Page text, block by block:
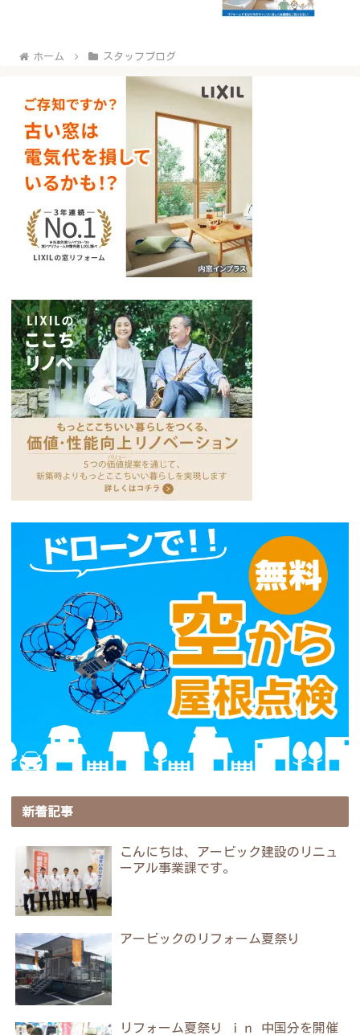
ホーム スタッフブログ
新着記事
こんにちは、アービック建設のリニュ
ーアル事業課です。
アービックのリフォーム夏祭り
リフォーム夏祭り ｉｎ 中国分を開催